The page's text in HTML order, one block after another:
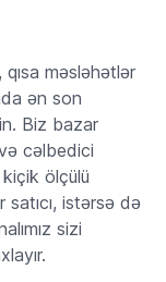
məsləhətlər
ən son
Biz bazar
və cəlbedici
kiçik ölçülü
satıcı, istərsə də
sizi